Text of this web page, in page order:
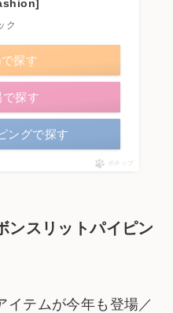
ク
探す
探す
ングで探す
ポチップ
スリットパイピン
イテムが今年も登場／